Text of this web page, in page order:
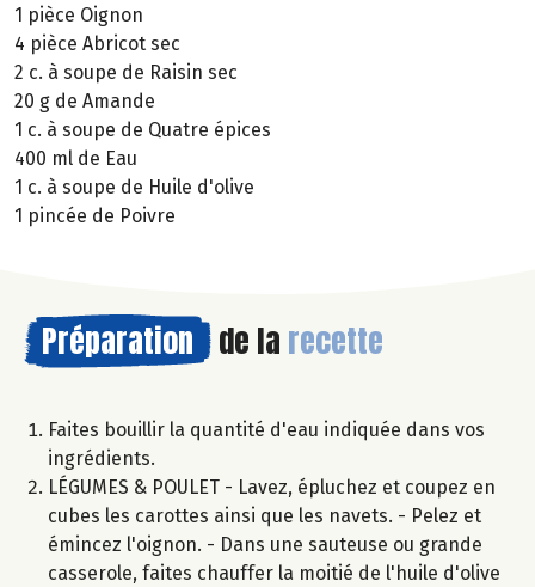
1 pièce Oignon
4 pièce Abricot sec
2 c. à soupe de Raisin sec
20 g de Amande
1 c. à soupe de Quatre épices
400 ml de Eau
1 c. à soupe de Huile d'olive
1 pincée de Poivre
Préparation de la recette
Faites bouillir la quantité d'eau indiquée dans vos
ingrédients.
LÉGUMES & POULET - Lavez, épluchez et coupez en
cubes les carottes ainsi que les navets. - Pelez et
émincez l'oignon. - Dans une sauteuse ou grande
casserole, faites chauffer la moitié de l'huile d'olive